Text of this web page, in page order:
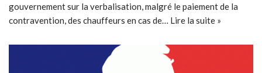
gouvernement sur la verbalisation, malgré le paiement de la
contravention, des chauffeurs en cas de… Lire la suite »